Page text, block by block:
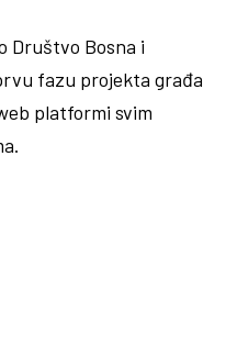
Društvo Bosna i
fazu projekta građa
platformi svim